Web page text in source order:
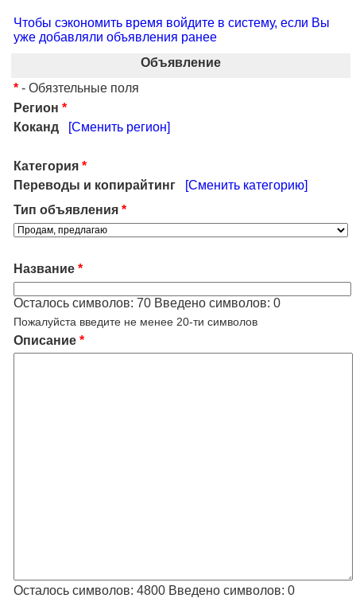
Чтобы сэкономить время войдите в систему, если Вы
уже добавляли объявления ранее
Объявление
* - Обязтельные поля
Регион *
Коканд
[Сменить регион]
Категория *
Переводы и копирайтинг
[Сменить категорию]
Тип объявления *
Название *
Осталось символов: 70 Введено символов: 0
Пожалуйста введите не менее 20-ти символов
Описание *
Осталось символов: 4800 Введено символов: 0